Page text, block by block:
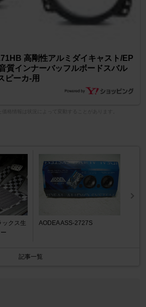
高剛性アルミダイキャスト/EP
質インナーバッフルボードスバル
ピーカ-用
ックス生
AODEA ASS-2727S
記事一覧